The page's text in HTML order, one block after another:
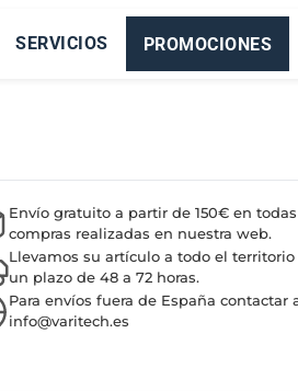
SERVICIOS PROMOCIONES
Envío gratuito a partir de 150€ en
compras realizadas en nuestra web.
Llevamos su artículo a todo el
un plazo de 48 a 72 horas.
Para envíos fuera de España contactar
info@varitech.es